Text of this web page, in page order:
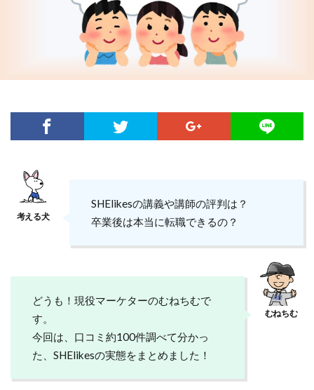
SHElikesの講義や講師の評判は？
卒業後は本当に転職できるの？
どうも！現役マーケターのむねちむで
す。
今回は、口コミ約100件調べて分かっ
た、SHElikesの実態をまとめました！